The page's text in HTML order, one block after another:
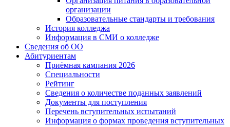
организации
Образовательные стандарты и требования
История колледжа
Информация в СМИ о колледже
Сведения об ОО
Абитуриентам
Приёмная кампания 2026
Специальности
Рейтинг
Сведения о количестве поданных заявлений
Документы для поступления
Перечень вступительных испытаний
Информация о формах проведения вступительных